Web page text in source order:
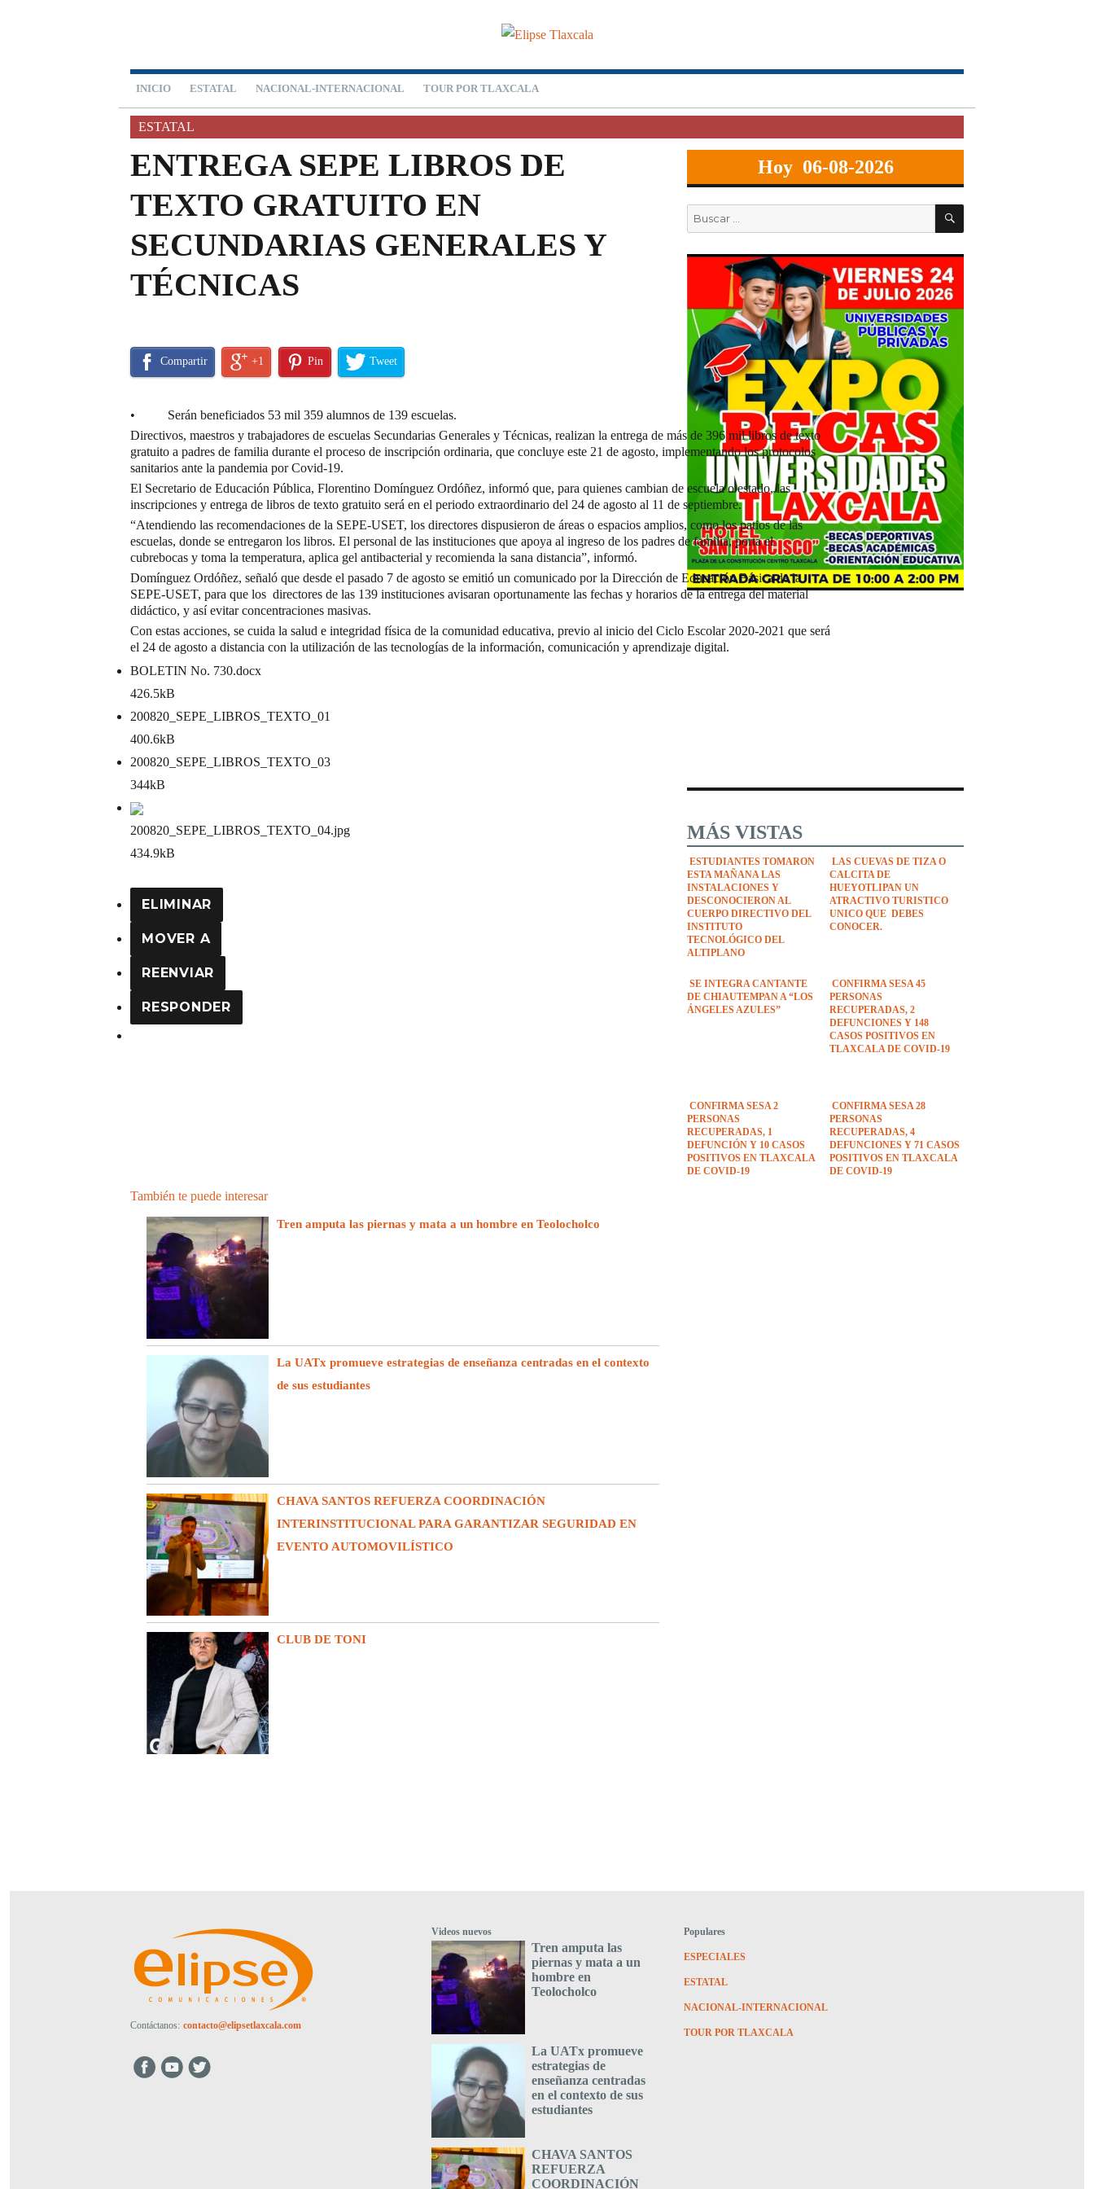
INICIO ESTATAL NACIONAL-INTERNACIONAL TOUR POR TLAXCALA
ESTATAL
ENTREGA SEPE LIBROS DE
TEXTO GRATUITO EN
SECUNDARIAS GENERALES Y
TÉCNICAS
Compartir +1 Pin Tweet
• Serán beneficiados 53 mil 359 alumnos de 139 escuelas.
Directivos, maestros y trabajadores de escuelas Secundarias Generales y Técnicas, realizan la entrega de más de 396 mil libros de texto
gratuito a padres de familia durante el proceso de inscripción ordinaria, que concluye este 21 de agosto, implementando los protocolos
sanitarios ante la pandemia por Covid-19.
El Secretario de Educación Pública, Florentino Domínguez Ordóñez, informó que, para quienes cambian de escuela o estado, las
inscripciones y entrega de libros de texto gratuito será en el periodo extraordinario del 24 de agosto al 11 de septiembre.
“Atendiendo las recomendaciones de la SEPE-USET, los directores dispusieron de áreas o espacios amplios, como los patios de las
escuelas, donde se entregaron los libros. El personal de las instituciones que apoya al ingreso de los padres de familia, porta el
cubrebocas y toma la temperatura, aplica gel antibacterial y recomienda la sana distancia”, informó.
Domínguez Ordóñez, señaló que desde el pasado 7 de agosto se emitió un comunicado por la Dirección de Educación Básica de la
SEPE-USET, para que los directores de las 139 instituciones avisaran oportunamente las fechas y horarios de la entrega del material
didáctico, y así evitar concentraciones masivas.
Con estas acciones, se cuida la salud e integridad física de la comunidad educativa, previo al inicio del Ciclo Escolar 2020-2021 que será
el 24 de agosto a distancia con la utilización de las tecnologías de la información, comunicación y aprendizaje digital.
BOLETIN No. 730.docx
426.5kB
200820_SEPE_LIBROS_TEXTO_01
400.6kB
200820_SEPE_LIBROS_TEXTO_03
344kB
200820_SEPE_LIBROS_TEXTO_04.jpg
434.9kB
ELIMINAR
MOVER A
REENVIAR
RESPONDER
También te puede interesar
Tren amputa las piernas y mata a un hombre en Teolocholco
La UATx promueve estrategias de enseñanza centradas en el contexto
de sus estudiantes
CHAVA SANTOS REFUERZA COORDINACIÓN
INTERINSTITUCIONAL PARA GARANTIZAR SEGURIDAD EN
EVENTO AUTOMOVILÍSTICO
CLUB DE TONI
Hoy 06-08-2026
BUSCAR
MÁS VISTAS
ESTUDIANTES TOMARON
ESTA MAÑANA LAS
INSTALACIONES Y
DESCONOCIERON AL
CUERPO DIRECTIVO DEL
INSTITUTO
TECNOLÓGICO DEL
ALTIPLANO
LAS CUEVAS DE TIZA O
CALCITA DE
HUEYOTLIPAN UN
ATRACTIVO TURISTICO
UNICO QUE DEBES
CONOCER.
SE INTEGRA CANTANTE
DE CHIAUTEMPAN A “LOS
ÁNGELES AZULES”
CONFIRMA SESA 45
PERSONAS
RECUPERADAS, 2
DEFUNCIONES Y 148
CASOS POSITIVOS EN
TLAXCALA DE COVID-19
CONFIRMA SESA 2
PERSONAS
RECUPERADAS, 1
DEFUNCIÓN Y 10 CASOS
POSITIVOS EN TLAXCALA
DE COVID-19
CONFIRMA SESA 28
PERSONAS
RECUPERADAS, 4
DEFUNCIONES Y 71 CASOS
POSITIVOS EN TLAXCALA
DE COVID-19
Contáctanos: contacto@elipsetlaxcala.com
Videos nuevos
Tren amputa las
piernas y mata a un
hombre en
Teolocholco
La UATx promueve
estrategias de
enseñanza centradas
en el contexto de sus
estudiantes
CHAVA SANTOS
REFUERZA
COORDINACIÓN
Populares
ESPECIALES
ESTATAL
NACIONAL-INTERNACIONAL
TOUR POR TLAXCALA